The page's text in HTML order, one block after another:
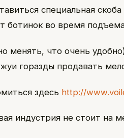
специальная
ботинок во время
менять, что очень
горазды продавать
здесь http://
индустрия не стоит на